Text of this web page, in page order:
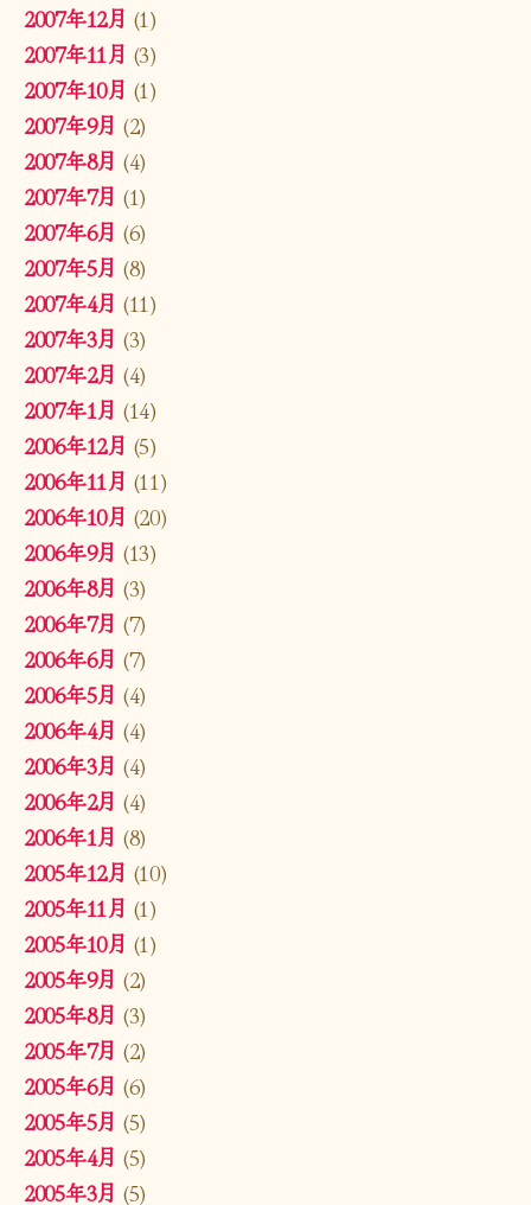
2007年12月 (1)
2007年11月 (3)
2007年10月 (1)
2007年9月 (2)
2007年8月 (4)
2007年7月 (1)
2007年6月 (6)
2007年5月 (8)
2007年4月 (11)
2007年3月 (3)
2007年2月 (4)
2007年1月 (14)
2006年12月 (5)
2006年11月 (11)
2006年10月 (20)
2006年9月 (13)
2006年8月 (3)
2006年7月 (7)
2006年6月 (7)
2006年5月 (4)
2006年4月 (4)
2006年3月 (4)
2006年2月 (4)
2006年1月 (8)
2005年12月 (10)
2005年11月 (1)
2005年10月 (1)
2005年9月 (2)
2005年8月 (3)
2005年7月 (2)
2005年6月 (6)
2005年5月 (5)
2005年4月 (5)
2005年3月 (5)